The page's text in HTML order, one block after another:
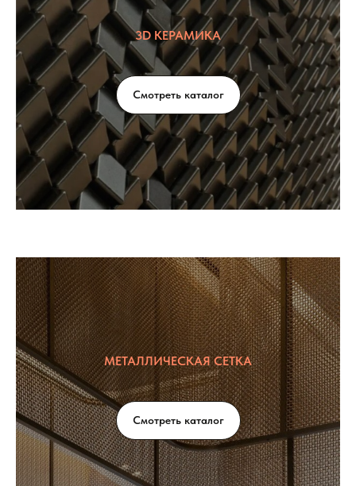
3D КЕРАМИКА
Смотреть каталог
МЕТАЛЛИЧЕСКАЯ СЕТКА
Смотреть каталог